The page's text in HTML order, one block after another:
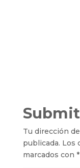
Tu dirección
publicada. Los
marcados con *